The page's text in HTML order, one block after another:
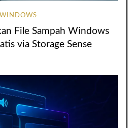
WINDOWS
File Sampah Windows
via Storage Sense